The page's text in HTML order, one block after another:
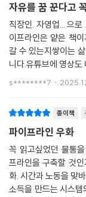
자유를 꿈 꾼다고
직장인. 자영업... 으
이프라인은 얕은 책
갈 수 있는지쌓이는
니다.유튜브에 영상도
을 것 같아요.진장한
s********7
종이책
파이프라인 우화
꼭 읽고싶었던 물통
프라인을 구축할 것
화. 시간과 노동을 맞
소득을 만드는 시스